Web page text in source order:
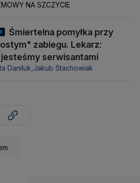
NA SZCZYCIE
Śmiertelna pomyłka przy
zabiegu. Lekarz:
jesteśmy serwisantami
Daniluk, Jakub Stachowiak